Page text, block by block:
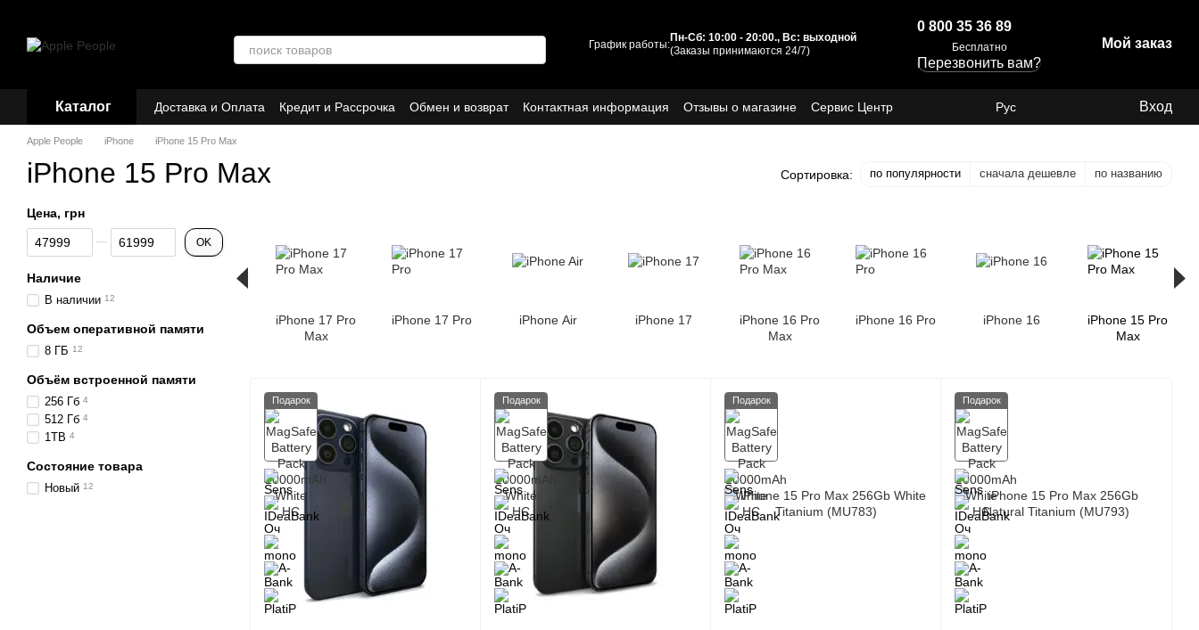
График работы:
Пн-Сб: 10:00 - 20:00., Вс: выходной
(Заказы принимаются 24/7)
0 800 35 36 89
Бесплатно
Перезвонить вам?
Мой заказ
Каталог Доставка и Оплата Кредит и Рассрочка Обмен и возврат Контактная информация Отзывы о магазине
Сервис Центр
Договор публичной оферты
Партнёры О нас
Рус Вход
Apple People iPhone iPhone 15 Pro Max
iPhone 15 Pro Max Сортировка: по популярности сначала дешевле по названию
iPhone 17 Pro
Max
iPhone 17 Pro iPhone Air iPhone 17
iPhone 16 Pro
Max
iPhone 16 Pro iPhone 16
iPhone 15 Pro
Max
Подарок Подарок Подарок Подарок
Цена, грн
От Цена, грн
До Цена, грн OK
Наличие
В наличии 12
Объем оперативной памяти
8 ГБ 12
Объём встроенной памяти
256 Гб 4
512 Гб 4
1ТB 4
Состояние товара
Новый 12